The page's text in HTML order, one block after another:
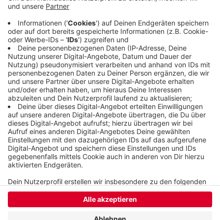
Berliner Platz und den Karlsplatz. Bei acht der
ORdnungsamts-Einsätze am Wochenende ging es
um Geschäfte oder andere Betriebe, in denen die
Auflagen missachtet wurden.
Veröffentlicht:Montag, 11.05.2020 13:49
Anzeige
Anzeige